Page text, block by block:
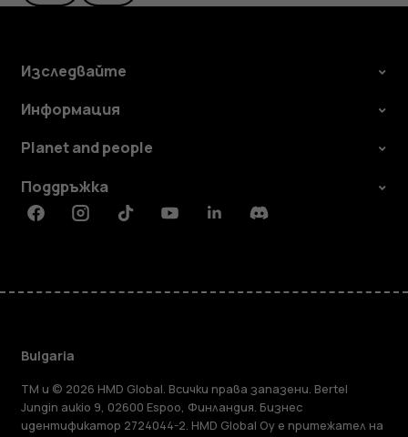
Изследвайте
Информация
Planet and people
Поддръжка
FacebookInstagramTiktokYoutubeLinkedinDiscord
Bulgaria
TM и © 2026 HMD Global. Всички права запазени. Bertel
Jungin aukio 9, 02600 Espoo, Финландия. Бизнес
идентификатор 2724044-2. HMD Global Oy е притежател на